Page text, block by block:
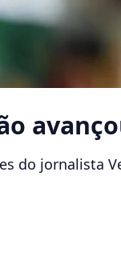
do jornalista